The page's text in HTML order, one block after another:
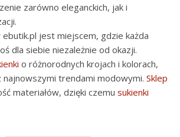
zarówno eleganckich, jak i
jest miejscem, gdzie każda
dla siebie niezależnie od okazji.
o różnorodnych krojach i kolorach,
trendami modowymi. Sklep
materiałów, dzięki czemu sukienki